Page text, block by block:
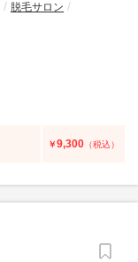
脱毛サロン
￥9,300 （税込）